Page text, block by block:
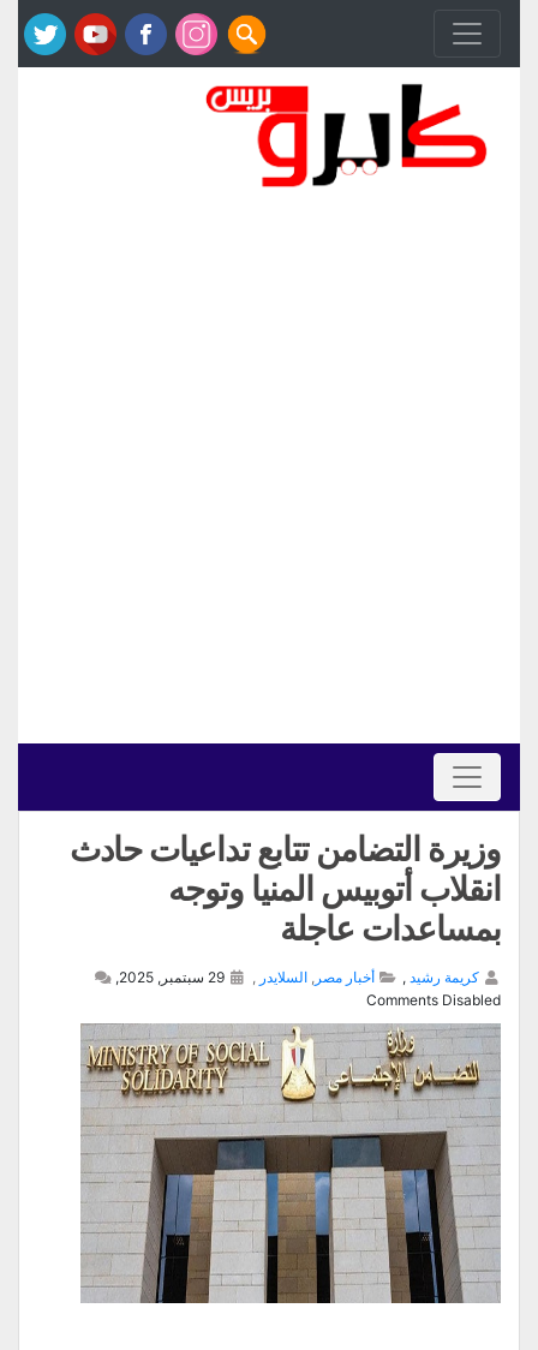
وزيرة التضامن تتابع تداعيات حادث
انقلاب أتوبيس المنيا وتوجه
بمساعدات عاجلة
كريمة رشيد , أخبار مصر السلايدر
Comments Disabled